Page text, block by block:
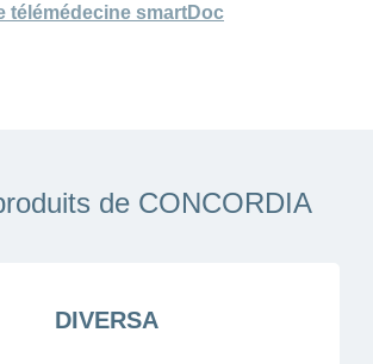
télémédecine smartDoc
de CONCORDIA
DIVERSA